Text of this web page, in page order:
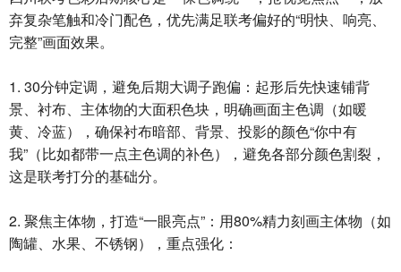
弃复杂笔触和冷门配色，优先满足联考偏好的“明快、响亮、
完整”画面效果。
1. 30分钟定调，避免后期大调子跑偏：起形后先快速铺背
景、衬布、主体物的大面积色块，明确画面主色调（如暖
黄、冷蓝），确保衬布暗部、背景、投影的颜色“你中有
我”（比如都带一点主色调的补色），避免各部分颜色割裂，
这是联考打分的基础分。
2. 聚焦主体物，打造“一眼亮点”：用80%精力刻画主体物（如
陶罐、水果、不锈钢），重点强化：